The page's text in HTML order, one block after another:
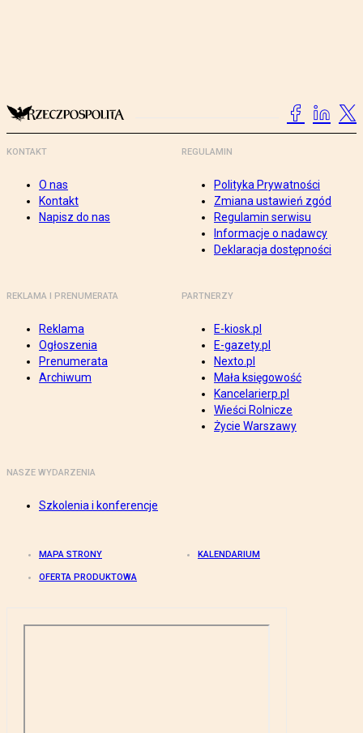
KONTAKT
O nas
Kontakt
Napisz do nas
REGULAMIN
Polityka Prywatności
Zmiana ustawień zgód
Regulamin serwisu
Informacje o nadawcy
Deklaracja dostępności
REKLAMA I PRENUMERATA
Reklama
Ogłoszenia
Prenumerata
Archiwum
PARTNERZY
E-kiosk.pl
E-gazety.pl
Nexto.pl
Mała księgowość
Kancelarierp.pl
Wieści Rolnicze
Życie Warszawy
NASZE WYDARZENIA
Szkolenia i konferencje
MAPA STRONY KALENDARIUM
OFERTA PRODUKTOWA